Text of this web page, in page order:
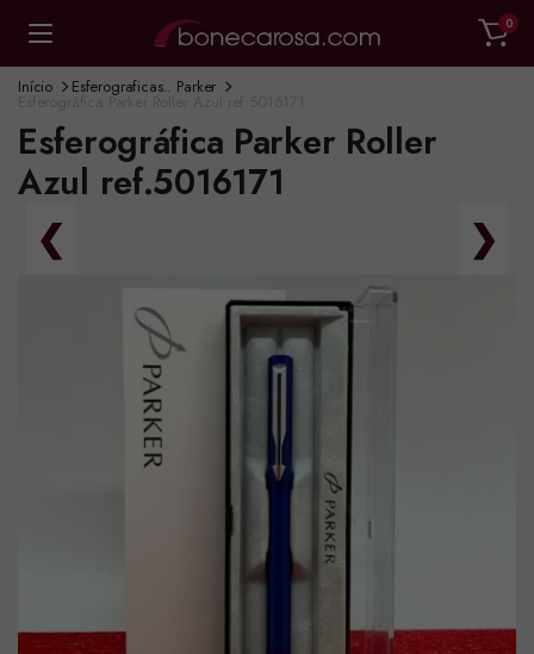
0
Início Esferograficas.. Parker
Esferográfica Parker Roller Azul ref.5016171
Esferográfica Parker Roller
Azul ref.5016171
❮ ❯